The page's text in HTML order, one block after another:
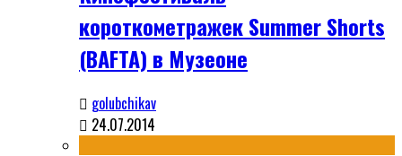
короткометражек Summer Shorts
(BAFTA) в Музеоне
golubchikav
24.07.2014